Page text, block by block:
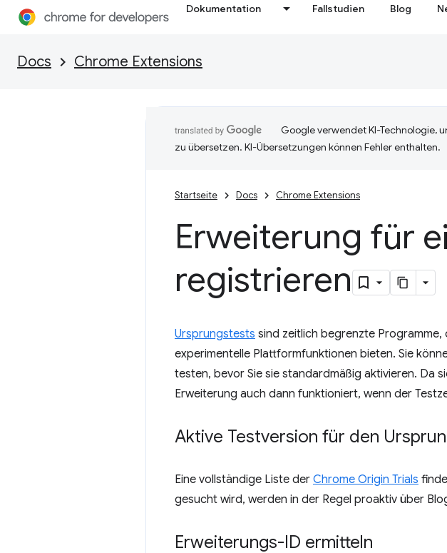
Dokumentation Fallstudien Blog
Docs Chrome Extensions
Google verwendet KI-Technologie,
zu übersetzen. KI-Übersetzungen können Fehler enthalten.
Startseite Docs Chrome Extensions
Erweiterung für
registrieren
Ursprungstests sind zeitlich begrenzte
experimentelle Plattformfunktionen bieten. Sie
testen, bevor Sie sie standardmäßig aktivieren. Da
Erweiterung auch dann funktioniert, wenn der
Aktive Testversion für den
Eine vollständige Liste der Chrome Origin Trials
gesucht wird, werden in der Regel proaktiv über
Erweiterungs-ID ermitteln